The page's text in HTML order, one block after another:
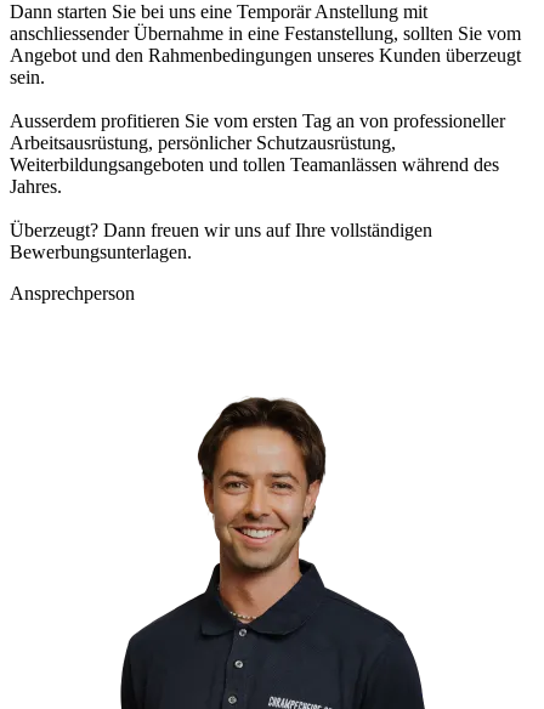
Dann starten Sie bei uns eine Temporär Anstellung mit
anschliessender Übernahme in eine Festanstellung, sollten Sie vom
Angebot und den Rahmenbedingungen unseres Kunden überzeugt
sein.
Ausserdem profitieren Sie vom ersten Tag an von professioneller
Arbeitsausrüstung, persönlicher Schutzausrüstung,
Weiterbildungsangeboten und tollen Teamanlässen während des
Jahres.
Überzeugt? Dann freuen wir uns auf Ihre vollständigen
Bewerbungsunterlagen.
Ansprechperson